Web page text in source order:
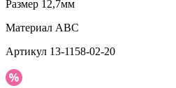
Размер 12,7мм
Материал АВС
Артикул 13-1158-02-20